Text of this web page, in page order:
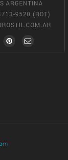
ARGENTINA
9520 (ROT)